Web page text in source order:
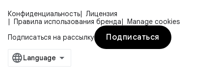
Конфиденциальность
Лицензия
Правила использования бренда
Manage cookies
Подписаться на рассылку
Подписаться